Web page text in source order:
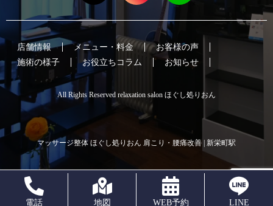
店舗情報 メニュー・料金
お客様の声
施術の様子
お役立ちコラム お知らせ
All Rights Reserved relaxation salon ほぐし処りおん
マッサージ整体 ほぐし処りおん 肩こり・腰痛改善 | 新栄町駅
電話 地図 WEB予約 LINE